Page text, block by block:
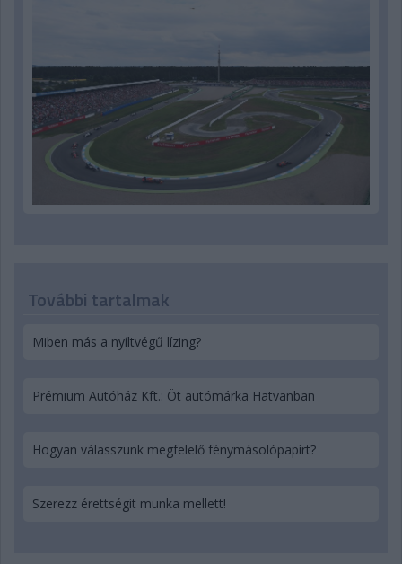
További tartalmak
Miben más a nyíltvégű lízing?
Prémium Autóház Kft.: Öt autómárka Hatvanban
Hogyan válasszunk megfelelő fénymásolópapírt?
Szerezz érettségit munka mellett!